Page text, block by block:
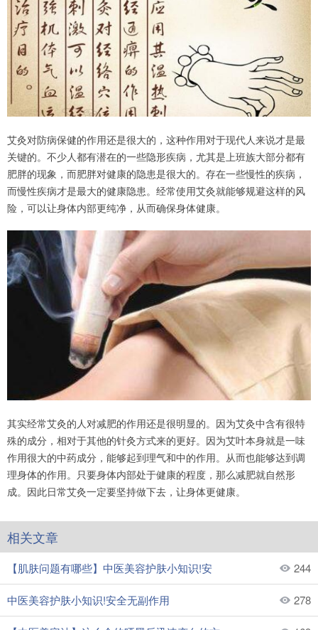
艾灸对防病保健的作用还是很大的，这种作用对于现代人来说才是最
关键的。不少人都有潜在的一些隐形疾病，尤其是上班族大部分都有
肥胖的现象，而肥胖对健康的隐患是很大的。存在一些慢性的疾病，
而慢性疾病才是最大的健康隐患。经常使用艾灸就能够规避这样的风
险，可以让身体内部更纯净，从而确保身体健康。
其实经常艾灸的人对减肥的作用还是很明显的。因为艾灸中含有很特
殊的成分，相对于其他的针灸方式来的更好。因为艾叶本身就是一味
作用很大的中药成分，能够起到理气和中的作用。从而也能够达到调
理身体的作用。只要身体内部处于健康的程度，那么减肥就自然形
成。因此日常艾灸一定要坚持做下去，让身体更健康。
相关文章
【肌肤问题有哪些】中医美容护肤小知识!安 244
中医美容护肤小知识!安全无副作用 278